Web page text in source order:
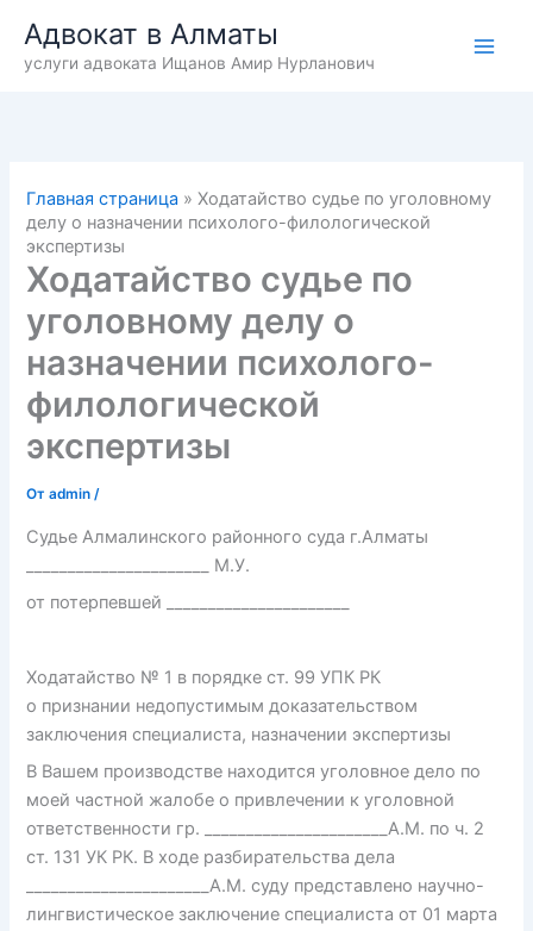
содержимому
Адвокат в Алматы
услуги адвоката Ищанов Амир Нурланович
Главная страница »Ходатайство судье по уголовному
делу о назначении психолого-филологической
экспертизы
Ходатайство судье по
уголовному делу о
назначении психолого-
филологической
экспертизы
Отadmin/
Судье Алмалинского районного суда г.Алматы
______________________ М.У.
от потерпевшей ______________________
Ходатайство № 1 в порядке ст. 99 УПК РК
о признании недопустимым доказательством
заключения специалиста, назначении экспертизы
В Вашем производстве находится уголовное дело по
моей частной жалобе о привлечении к уголовной
ответственности гр. ______________________А.М. по ч. 2
ст. 131 УК РК. В ходе разбирательства дела
______________________А.М. суду представлено научно-
лингвистическое заключение специалиста от 01 марта